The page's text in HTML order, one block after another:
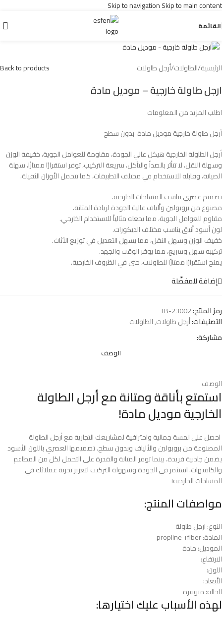
Skip to navigationSkip to main content
القائمة
الرئيسية/الطاولات/أرجل طاولات Back to products
ارجل طاولة خارجية – موديل مادة
اطلب المزيد من المعلومات
أرجل طاولة خارجية موديل مادة بدون سطح
أرجل الطاولة الخارجية هيكل عالي الجودة، مقاومة للعوامل الجوية، خفيفة الوزن
وسهلة النقل، لا تتأثر بالصدأ والتآكل، سريعة التركيب، توفر استقرارًا ممتازًا، سهلة
الصيانة، وقابلة للاستخدام في مختلف التطبيقات، كما تتحمل الأوزان الثقيلة.
تصميم عصري يناسب المساحات الخارجية.
مصنوع من بروبولين وألياف عالية الجودة لزيادة المتانة.
مقاوم للعوامل الجوية، مما يجعله مثالياً للاستخدام الخارجي.
لون أسود أنيق يناسب مختلف الديكورات.
خفيف الوزن وسهل النقل، مما يسهل التعديل في توزيع الأثاث.
تركيبه سهل وسريع، مما يوفر الوقت والجهد.
يمنح استقرارًا ممتازًا للطاولات، حتى في الظروف الخارجية.
إضافة للمفضّلة
رمز المنتج:TB-23002
التصنيفات:أرجل طاولات,الطاولات
مشاركة:
الوصف
الوصف
استمتع بأناقة ومتانة مع أرجل الطاولة
الخارجية موديل مادة!
احصل على لمسة جمالية واحترافية لمشاريعك التجارية مع أرجل الطاولة
المصنوعة من بروبولين والألياف وبدون سطح. تصميمها العصري باللون الأسود
يضمن جاذبية فريدة، بينما توفر المتانة والقدرة على التحمل لكل من المطاعم
والكافيهات. استثمر في الجودة وسهولة التركيب لتعزيز تجربة عملائك في
المساحات الخارجية!
مواصفات المنتج:
النوع: ارجل طاولة
المادة: propline +fiber
الموديل: مادة
الارتفاع:
اللون:
الأبعاد:
الحالة: متوفرة
لهذه الأسباب عليك اختيارها: